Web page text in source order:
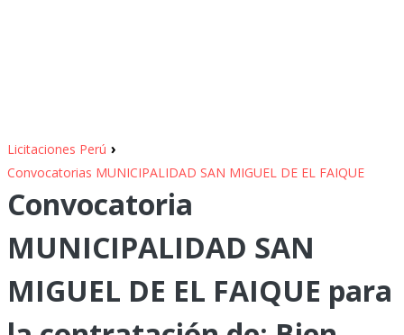
Licitaciones Perú ›
Convocatorias MUNICIPALIDAD SAN MIGUEL DE EL FAIQUE
Convocatoria
MUNICIPALIDAD SAN
MIGUEL DE EL FAIQUE para